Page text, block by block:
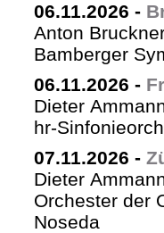
06.11.2026 -
Anton
Bamberger
06.11.2026 -
Dieter
hr-
07.11.2026 -
Dieter
Orchester der
Noseda